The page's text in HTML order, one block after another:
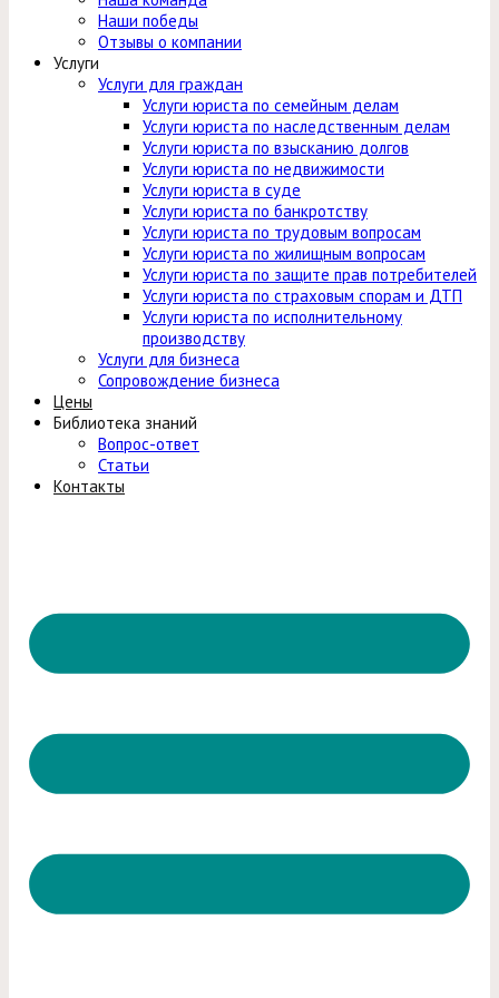
Наши победы
Отзывы о компании
Услуги
Услуги для граждан
Услуги юриста по семейным делам
Услуги юриста по наследственным делам
Услуги юриста по взысканию долгов
Услуги юриста по недвижимости
Услуги юриста в суде
Услуги юриста по банкротству
Услуги юриста по трудовым вопросам
Услуги юриста по жилищным вопросам
Услуги юриста по защите прав потребителей
Услуги юриста по страховым спорам и ДТП
Услуги юриста по исполнительному
производству
Услуги для бизнеса
Сопровождение бизнеса
Цены
Библиотека знаний
Вопрос-ответ
Статьи
Контакты